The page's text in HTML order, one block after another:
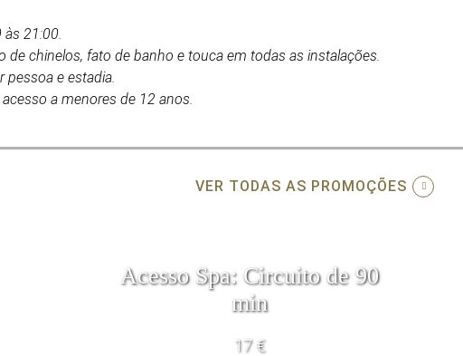
às 21:00.
de chinelos, fato de banho e touca em todas as instalações.
pessoa e estadia.
a menores de 12 anos.
VER TODAS AS PROMOÇÕES
Acesso Spa: Circuito de 90
min
17 €